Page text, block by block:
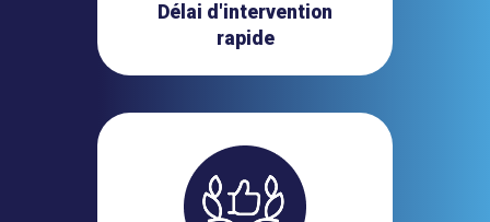
Délai d'intervention
rapide